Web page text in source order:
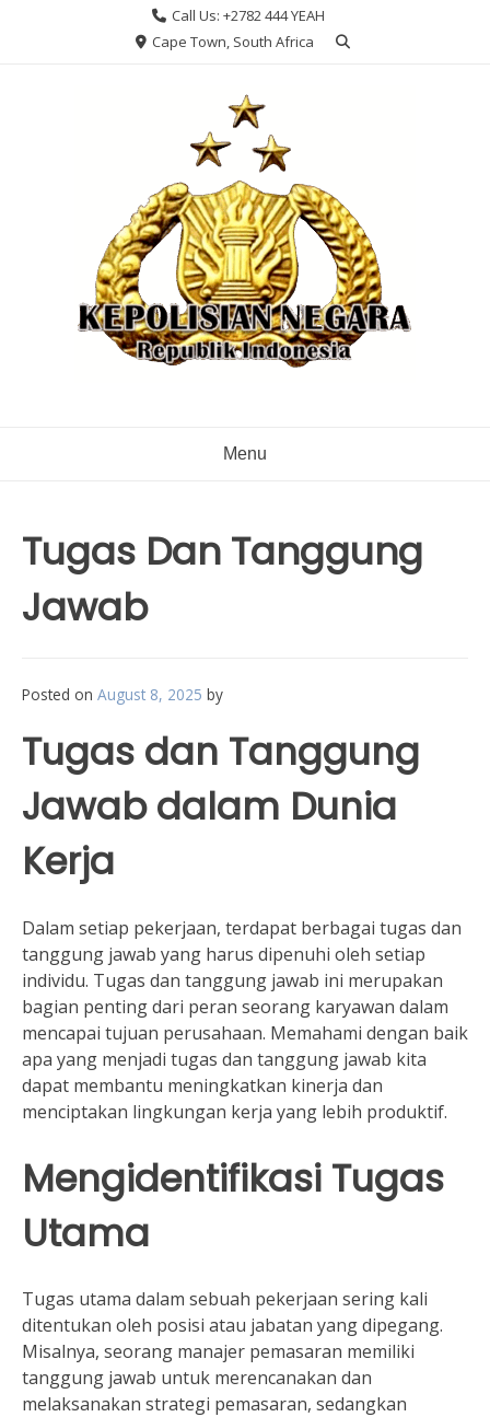
Call Us: +2782 444 YEAH
Cape Town, South Africa
Menu
Tugas Dan Tanggung
Jawab
Posted on August 8, 2025 by
Tugas dan Tanggung
Jawab dalam Dunia
Kerja
Dalam setiap pekerjaan, terdapat berbagai tugas dan
tanggung jawab yang harus dipenuhi oleh setiap
individu. Tugas dan tanggung jawab ini merupakan
bagian penting dari peran seorang karyawan dalam
mencapai tujuan perusahaan. Memahami dengan baik
apa yang menjadi tugas dan tanggung jawab kita
dapat membantu meningkatkan kinerja dan
menciptakan lingkungan kerja yang lebih produktif.
Mengidentifikasi Tugas
Utama
Tugas utama dalam sebuah pekerjaan sering kali
ditentukan oleh posisi atau jabatan yang dipegang.
Misalnya, seorang manajer pemasaran memiliki
tanggung jawab untuk merencanakan dan
melaksanakan strategi pemasaran, sedangkan